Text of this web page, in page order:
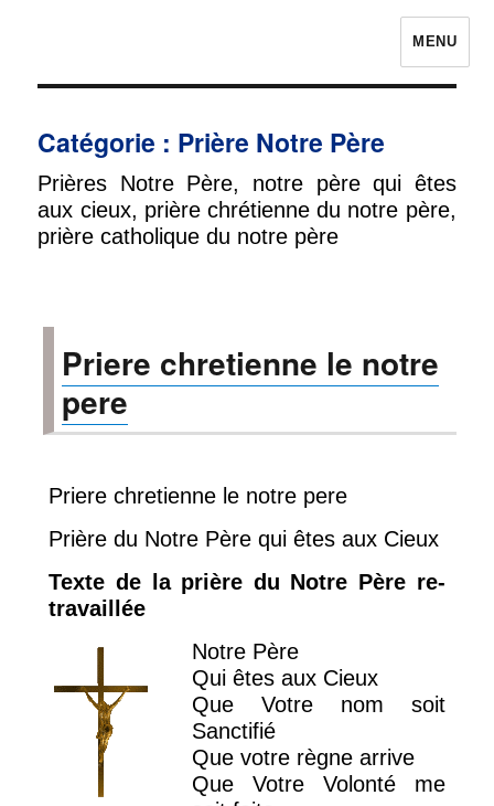
MENU
Catégorie : Prière Notre Père
Prières Notre Père, notre père qui êtes
aux cieux, prière chrétienne du notre père,
prière catholique du notre père
Priere chretienne le notre
pere
Priere chretienne le notre pere
Prière du Notre Père qui êtes aux Cieux
Texte de la prière du Notre Père re-
travaillée
Notre Père
Qui êtes aux Cieux
Que Votre nom soit
Sanctifié
Que votre règne arrive
Que Votre Volonté me